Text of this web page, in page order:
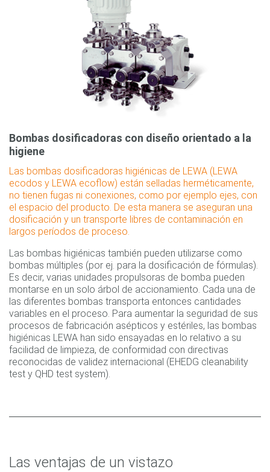
Bombas dosificadoras con diseño orientado a la
higiene
Las bombas dosificadoras higiénicas de LEWA (LEWA
ecodos y LEWA ecoflow) están selladas herméticamente,
no tienen fugas ni conexiones, como por ejemplo ejes, con
el espacio del producto. De esta manera se aseguran una
dosificación y un transporte libres de contaminación en
largos períodos de proceso.
Las bombas higiénicas también pueden utilizarse como
bombas múltiples (por ej. para la dosificación de fórmulas).
Es decir, varias unidades propulsoras de bomba pueden
montarse en un solo árbol de accionamiento. Cada una de
las diferentes bombas transporta entonces cantidades
variables en el proceso. Para aumentar la seguridad de sus
procesos de fabricación asépticos y estériles, las bombas
higiénicas LEWA han sido ensayadas en lo relativo a su
facilidad de limpieza, de conformidad con directivas
reconocidas de validez internacional (EHEDG cleanability
test y QHD test system).
Las ventajas de un vistazo